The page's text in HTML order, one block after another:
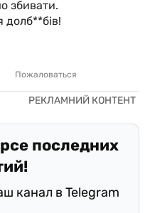
збивати.
долб**бів!
Пожаловаться
последних
канал в Telegram